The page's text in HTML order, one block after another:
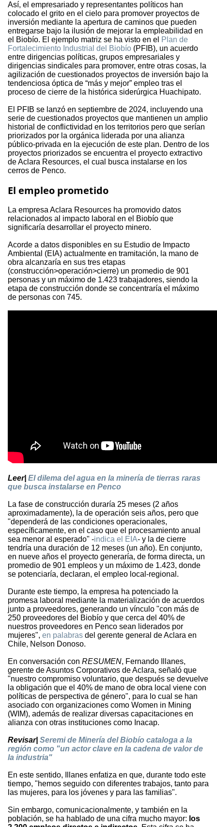
Así, el empresariado y representantes políticos han
colocado el grito en el cielo para promover proyectos de
inversión mediante la apertura de caminos que pueden
entregarse bajo la ilusión de mejorar la empleabilidad en
el Biobío. El ejemplo matriz se ha visto en el Plan de
Fortalecimiento Industrial del Biobío (PFIB), un acuerdo
entre dirigencias políticas, grupos empresariales y
dirigencias sindicales para promover, entre otras cosas, la
agilización de cuestionados proyectos de inversión bajo la
tendenciosa óptica de “más y mejor” empleo tras el
proceso de cierre de la histórica siderúrgica Huachipato.
El PFIB se lanzó en septiembre de 2024, incluyendo una
serie de cuestionados proyectos que mantienen un amplio
historial de conflictividad en los territorios pero que serían
priorizados por la orgánica liderada por una alianza
público-privada en la ejecución de este plan. Dentro de los
proyectos priorizados se encuentra el proyecto extractivo
de Aclara Resources, el cual busca instalarse en los
cerros de Penco.
El empleo prometido
La empresa Aclara Resources ha promovido datos
relacionados al impacto laboral en el Biobío que
significaría desarrollar el proyecto minero.
Acorde a datos disponibles en su Estudio de Impacto
Ambiental (EIA) actualmente en tramitación, la mano de
obra alcanzaría en sus tres etapas
(construcción>operación>cierre) un promedio de 901
personas y un máximo de 1.423 trabajadores, siendo la
etapa de construcción donde se concentraría el máximo
de personas con 745.
Leer| El dilema del agua en la minería de tierras raras
que busca instalarse en Penco
La fase de construcción duraría 25 meses (2 años
aproximadamente), la de operación seis años, pero que
"dependerá de las condiciones operacionales,
específicamente, en el caso que el procesamiento anual
sea menor al esperado" -indica el EIA- y la de cierre
tendría una duración de 12 meses (un año). En conjunto,
en nueve años el proyecto generaría, de forma directa, un
promedio de 901 empleos y un máximo de 1.423, donde
se potenciaría, declaran, el empleo local-regional.
Durante este tiempo, la empresa ha potenciado la
promesa laboral mediante la materialización de acuerdos
junto a proveedores, generando un vínculo "con más de
250 proveedores del Biobío y que cerca del 40% de
nuestros proveedores en Penco sean liderados por
mujeres", en palabras del gerente general de Aclara en
Chile, Nelson Donoso.
En conversación con RESUMEN, Fernando Illanes,
gerente de Asuntos Corporativos de Aclara, señaló que
"nuestro compromiso voluntario, que después se devuelve
la obligación que el 40% de mano de obra local viene con
políticas de perspectiva de género", para lo cual se han
asociado con organizaciones como Women in Mining
(WIM), además de realizar diversas capacitaciones en
alianza con otras instituciones como Inacap.
Revisar| Seremi de Minería del Biobío cataloga a la
región como "un actor clave en la cadena de valor de
la industria"
En este sentido, Illanes enfatiza en que, durante todo este
tiempo, "hemos seguido con diferentes trabajos, tanto para
las mujeres, para los jóvenes y para las familias".
Sin embargo, comunicacionalmente, y también en la
población, se ha hablado de una cifra mucho mayor: los